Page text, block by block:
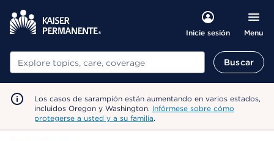
Inicie sesión Menu
Buscar Buscar
Los casos de sarampión están aumentando en varios estados,
incluidos Oregon y Washington. Infórmese sobre cómo
protegerse a usted y a su familia.